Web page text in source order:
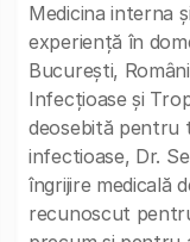
Medicina interna
experiență în
București,
Infecțioase și
deosebită pentru
infectioase, Dr.
îngrijire medicală
recunoscut